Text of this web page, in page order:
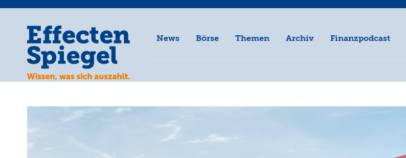
News Börse Themen Archiv Finanzpodcast